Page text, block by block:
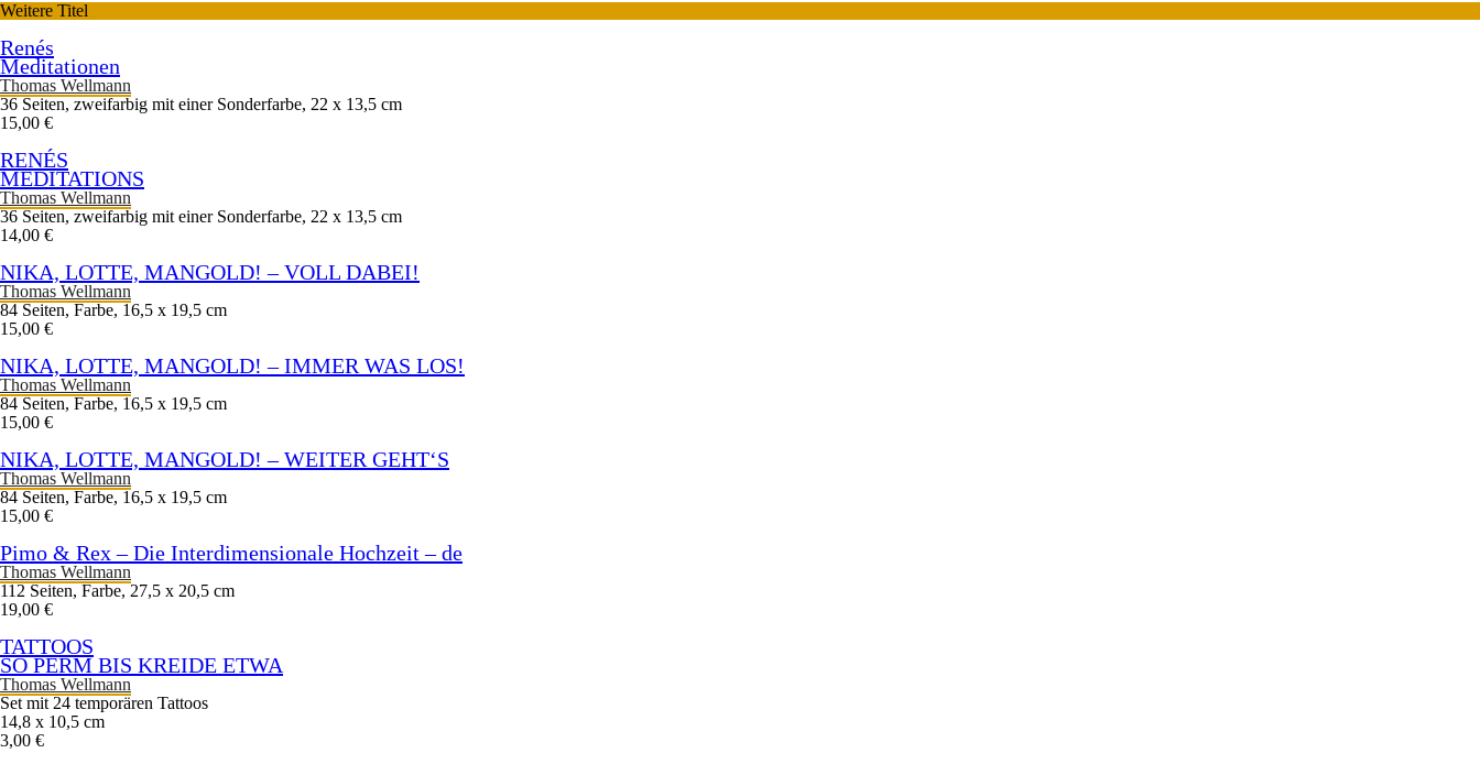
Weitere Titel
Renés
Meditationen
Thomas Wellmann
36 Seiten, zweifarbig mit einer Sonderfarbe, 22 x 13,5 cm
15,00 €
RENÉS
MEDITATIONS
Thomas Wellmann
36 Seiten, zweifarbig mit einer Sonderfarbe, 22 x 13,5 cm
14,00 €
NIKA, LOTTE, MANGOLD! – VOLL DABEI!
Thomas Wellmann
84 Seiten, Farbe, 16,5 x 19,5 cm
15,00 €
NIKA, LOTTE, MANGOLD! – IMMER WAS LOS!
Thomas Wellmann
84 Seiten, Farbe, 16,5 x 19,5 cm
15,00 €
NIKA, LOTTE, MANGOLD! – WEITER GEHT‘S
Thomas Wellmann
84 Seiten, Farbe, 16,5 x 19,5 cm
15,00 €
Pimo & Rex – Die Interdimensionale Hochzeit – de
Thomas Wellmann
112 Seiten, Farbe, 27,5 x 20,5 cm
19,00 €
TATTOOS
SO PERM BIS KREIDE ETWA
Thomas Wellmann
Set mit 24 temporären Tattoos
14,8 x 10,5 cm
3,00 €